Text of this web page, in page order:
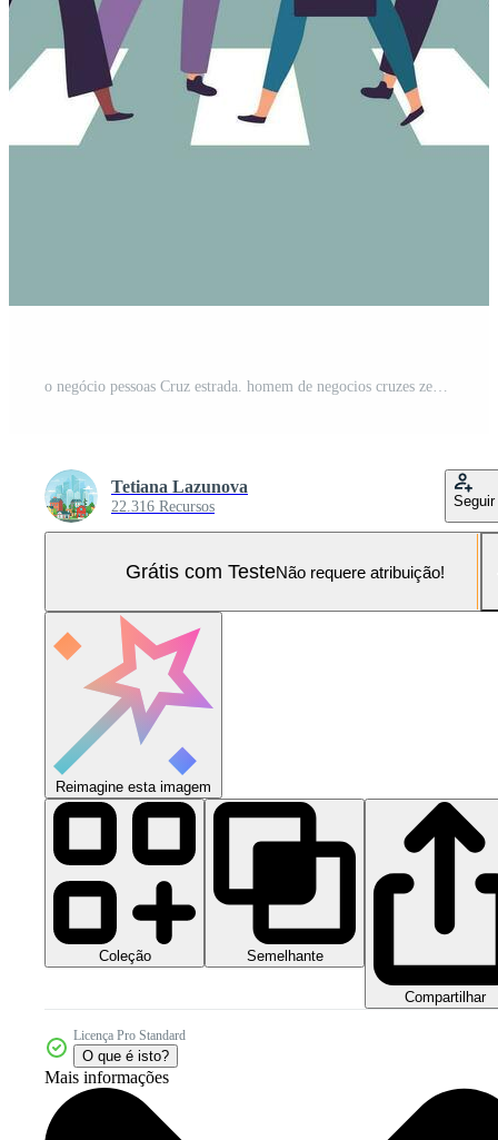
o negócio pessoas Cruz estrada. homem de negocios cruzes zebra cruzando, andar para escritório e cidade estradas faixa de pedestre vetor ilustração Vetor Pro e SVG Pro
Tetiana Lazunova
22.316 Recursos Seguir
Grátis com TesteNão requere atribuição!
Reimagine esta imagem
Coleção Semelhante
Compartilhar
Licença Pro Standard
O que é isto?
Mais informações